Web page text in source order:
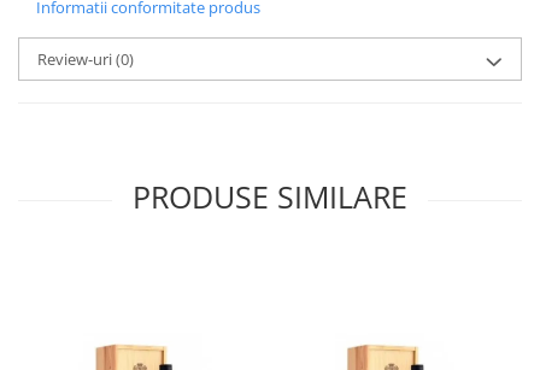
Informatii conformitate produs
Review-uri(0)
PRODUSE SIMILARE